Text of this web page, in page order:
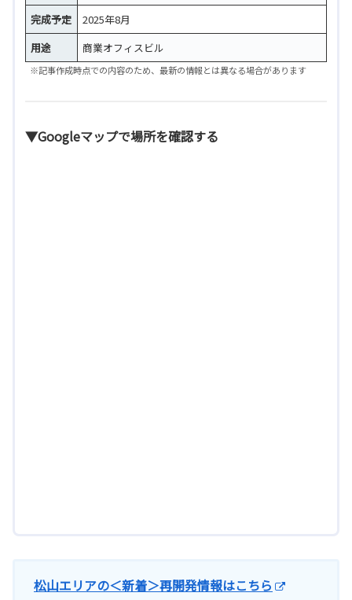
完成予定
2025年8月
用途
商業オフィスビル
※記事作成時点での内容のため、最新の情報とは異なる場合があります
▼Googleマップで場所を確認する
松山エリアの＜新着＞再開発情報はこちら